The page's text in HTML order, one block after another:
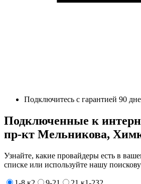
Подключитесь с гарантией 90
Подключенные к
пр-кт Мельникова,
Узнайте, какие провайдеры есть в
списке или используйте нашу